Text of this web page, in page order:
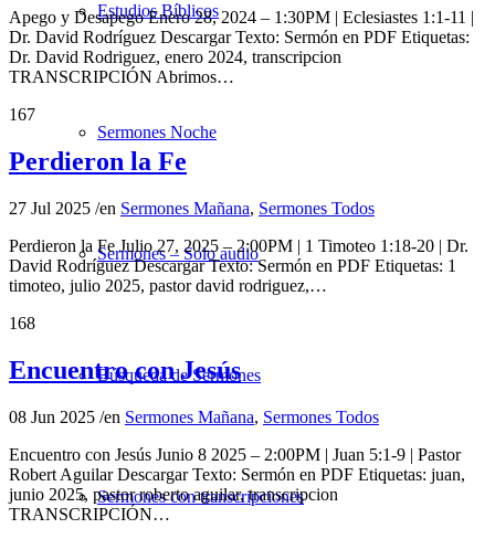
Estudios Bíblicos
Sermones Noche
Sermones – Solo audio
Búsqueda de Sermones
Sermones con transcripciones
Apego y Desapego Enero 28, 2024 – 1:30PM | Eclesiastes 1:1-11 |
Dr. David Rodríguez Descargar Texto: Sermón en PDF Etiquetas:
Dr. David Rodriguez, enero 2024, transcripcion
TRANSCRIPCIÓN Abrimos…
167
Perdieron la Fe
27 Jul 2025 /en Sermones Mañana, Sermones Todos
Perdieron la Fe Julio 27, 2025 – 2:00PM | 1 Timoteo 1:18-20 | Dr.
David Rodríguez Descargar Texto: Sermón en PDF Etiquetas: 1
timoteo, julio 2025, pastor david rodriguez,…
168
Encuentro con Jesús
08 Jun 2025 /en Sermones Mañana, Sermones Todos
Encuentro con Jesús Junio 8 2025 – 2:00PM | Juan 5:1-9 | Pastor
Robert Aguilar Descargar Texto: Sermón en PDF Etiquetas: juan,
junio 2025, pastor roberto aguilar, transcripcion
TRANSCRIPCIÓN…